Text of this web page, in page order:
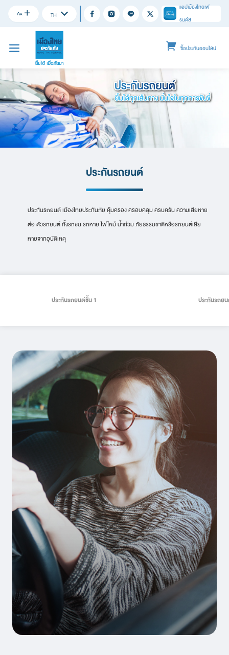
AA TH
แอปเมืองไทยเฟ
รนด์ส
ซื้อประกันออนไลน์
ประกันรถยนต์
ประกันรถยนต์ เมืองไทยประกันภัย คุ้มครอง ครอบคลุม ครบครัน ความเสียหาย
ต่อ ตัวรถยนต์ ทั้งรถชน รถหาย ไฟไหม้ น้ำท่วม ภัยธรรมชาติหรือรถยนต์เสีย
หายจากอุบัติเหตุ
ประกันรถยนต์ชั้น 1 ประกันรถย